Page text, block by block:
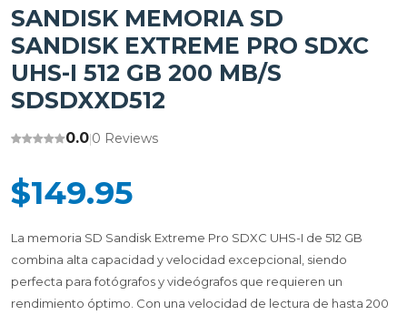
SANDISK MEMORIA SD
SANDISK EXTREME PRO SDXC
UHS-I 512 GB 200 MB/S
SDSDXXD512
0.0|0 Reviews
$149.95
La memoria SD Sandisk Extreme Pro SDXC UHS-I de 512 GB
combina alta capacidad y velocidad excepcional, siendo
perfecta para fotógrafos y videógrafos que requieren un
rendimiento óptimo. Con una velocidad de lectura de hasta 200